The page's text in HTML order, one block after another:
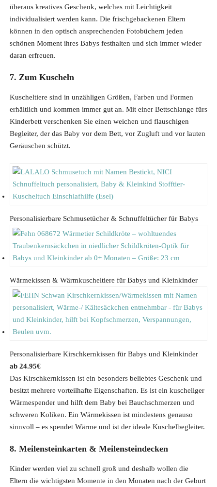
i
n
a
l
p
i
9
.
9
.
e
n
t
p
c
1
5
3
€
überaus kreatives Geschenk, welches mit Leichtigkeit
individualisiert werden kann. Die frischgebackenen Eltern
können in den optisch ansprechenden Fotobüchern jeden
schönen Moment ihres Babys festhalten und sich immer wieder
daran erfreuen.
7. Zum Kuscheln
Kuscheltiere sind in unzähligen Größen, Farben und Formen
erhältlich und kommen immer gut an. Mit einer Bettschlange fürs
Kinderbett verschenken Sie einen weichen und flauschigen
Begleiter, der das Baby vor dem Bett, vor Zugluft und vor lauten
Geräuschen schützt.
Personalisierbare Schmusetücher & Schnuffeltücher für Babys
Wärmekissen & Wärmkuscheltiere für Babys und Kleinkinder
Personalisierbare Kirschkernkissen für Babys und Kleinkinder
24.95€
Das Kirschkernkissen ist ein besonders beliebtes Geschenk und
besitzt mehrere vorteilhafte Eigenschaften. Es ist ein kuscheliger
Wärmespender und hilft dem Baby bei Bauchschmerzen und
schweren Koliken. Ein Wärmekissen ist mindestens genauso
sinnvoll – es spendet Wärme und ist der ideale Kuschelbegleiter.
8. Meilensteinkarten & Meilensteindecken
Kinder werden viel zu schnell groß und deshalb wollen die
Eltern die wichtigsten Momente in den Monaten nach der Geburt